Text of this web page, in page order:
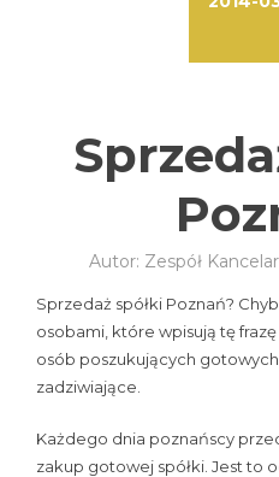
Autor: Zespół
Sprzedaż spółki Poznań?
osobami, które wpisują tę
osób poszukujących
zadziwiające.
Każdego dnia poznańscy
zakup gotowej spółki. Jest to